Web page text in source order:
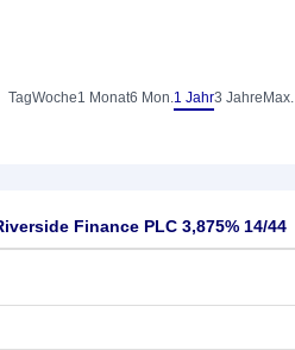
TagWoche1 Monat6 Mon.1 Jahr3 Jahre Max.
Finance PLC 3,875% 14/44